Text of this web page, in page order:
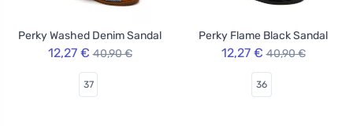
Perky Washed Denim Sandal
12,27 € 40,90 €
37
Perky Flame Black Sandal
12,27 € 40,90 €
36